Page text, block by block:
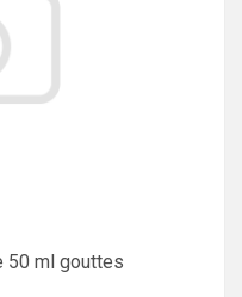
50 ml gouttes